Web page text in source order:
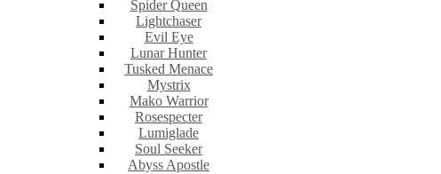
Spider Queen
Lightchaser
Evil Eye
Lunar Hunter
Tusked Menace
Mystrix
Mako Warrior
Rosespecter
Lumiglade
Soul Seeker
Abyss Apostle